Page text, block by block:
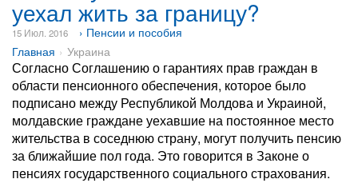
уехал жить за границу?
15 Июл. 2016
› Пенсии и пособия
Главная
Украина
Согласно Соглашению о гарантиях прав граждан в
области пенсионного обеспечения, которое было
подписано между Республикой Молдова и Украиной,
молдавские граждане уехавшие на постоянное место
жительства в соседнюю страну, могут получить пенсию
за ближайшие пол года. Это говорится в Законе о
пенсиях государственного социального страхования.